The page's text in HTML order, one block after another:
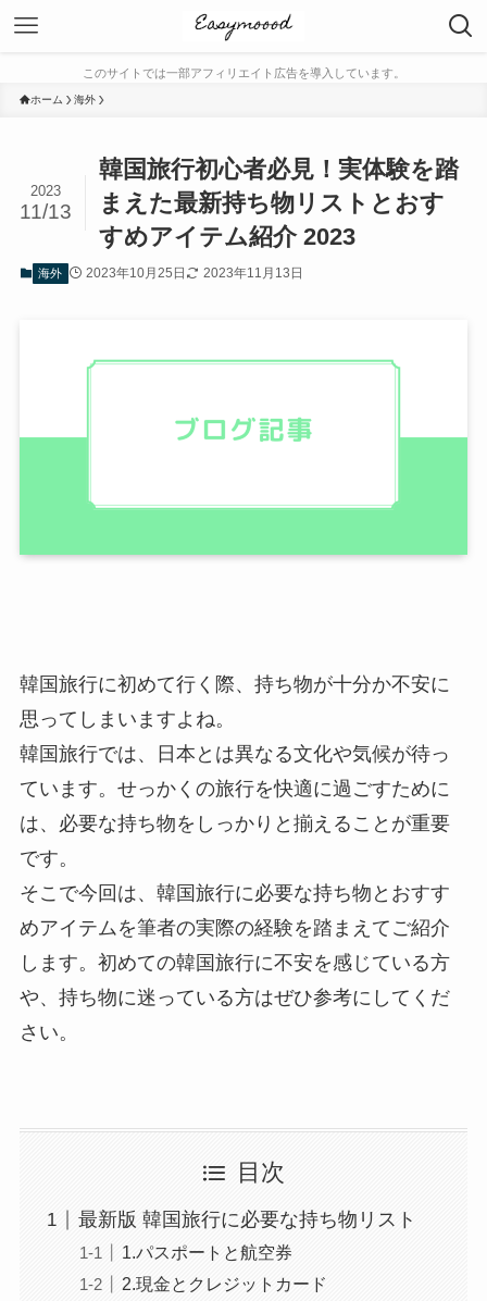
このサイトでは一部アフィリエイト広告を導入しています。
ホーム 海外
韓国旅行初心者必見！実体験を踏
まえた最新持ち物リストとおす
すめアイテム紹介 2023
2023
11/13
海外 2023年10月25日 2023年11月13日
韓国旅行に初めて行く際、持ち物が十分か不安に
思ってしまいますよね。
韓国旅行では、日本とは異なる文化や気候が待っ
ています。せっかくの旅行を快適に過ごすために
は、必要な持ち物をしっかりと揃えることが重要
です。
そこで今回は、韓国旅行に必要な持ち物とおすす
めアイテムを筆者の実際の経験を踏まえてご紹介
します。初めての韓国旅行に不安を感じている方
や、持ち物に迷っている方はぜひ参考にしてくだ
さい。
目次
最新版 韓国旅行に必要な持ち物リスト
1.パスポートと航空券
2.現金とクレジットカード